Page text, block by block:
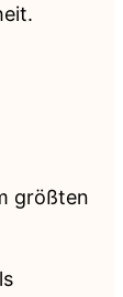
größten